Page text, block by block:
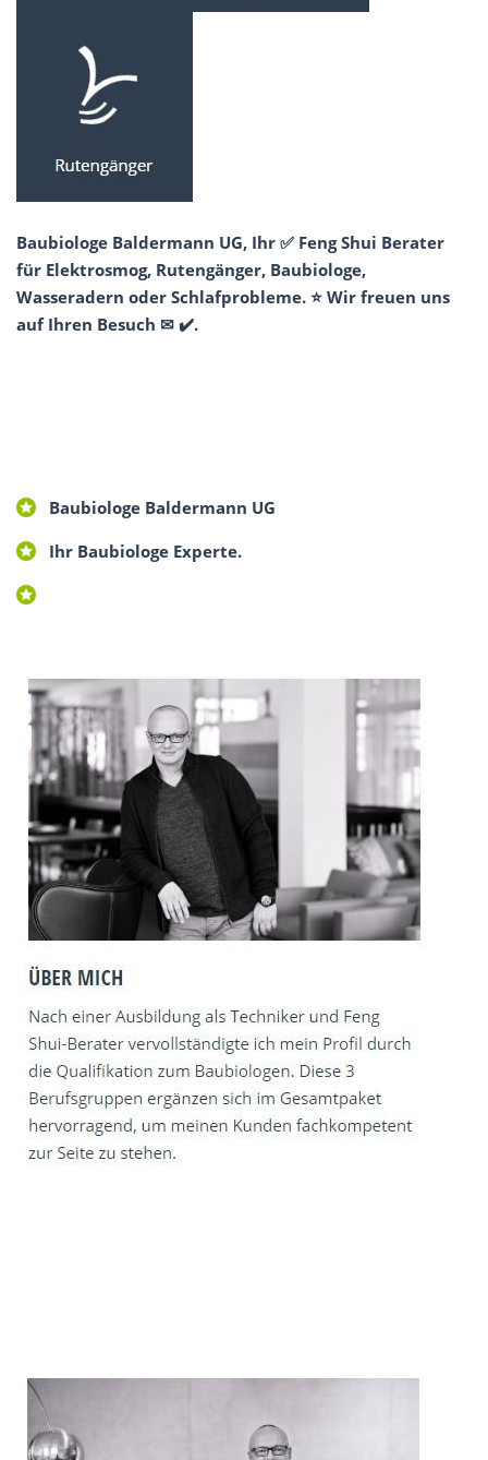
Baubiologe Baldermann UG, Ihr ✅ Feng Shui Berater
für Elektrosmog, Rutengänger, Baubiologe,
Wasseradern oder Schlafprobleme. ⭐ Wir freuen uns
auf Ihren Besuch ✉ ✔️.
Baubiologe Baldermann UG
Ihr Baubiologe Experte.